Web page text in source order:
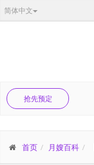
简体中文
抢先预定
首页 月嫂百科